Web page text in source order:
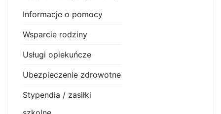
Informacje o pomocy
Wsparcie rodziny
Usługi opiekuńcze
Ubezpieczenie zdrowotne
Stypendia / zasiłki